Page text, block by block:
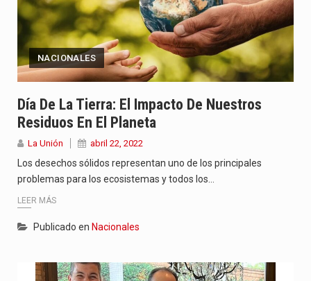
NACIONALES
Día De La Tierra: El Impacto De Nuestros
Residuos En El Planeta
La Unión abril 22, 2022
Los desechos sólidos representan uno de los principales
problemas para los ecosistemas y todos los…
LEER MÁS
Publicado en Nacionales